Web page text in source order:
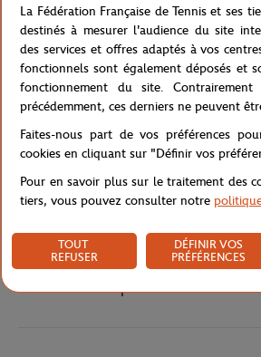
broderie iconique inspirée de l'héritage
détails contrastés, pour une allure à la fois
intérieur pratique, composé d'une poche
zippée, permet d'organiser facilement ses
petits objets à portée de main.
optimal au quotidien. Une pièce
l'image de l'esprit Roland-Garros, qui se
toutes les routines.
Référence : NF5305-M88-TU
Caractéristiques
La Fédération Française de Tennis et ses
destinés à mesurer l'audience du site
des services et offres adaptés à vos
fonctionnels sont également déposés et
fonctionnement du site. Contrairement
précédemment, ces derniers ne peuvent
Faites-nous part de vos préférences
cookies en cliquant sur "Définir vos
Pour en savoir plus sur le traitement des
tiers, vous pouvez consulter notre
TOUT
REFUSER
DÉFINIR VOS
PRÉFÉRENCES